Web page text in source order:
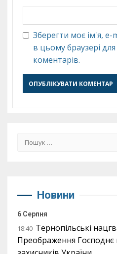
Зберегти моє ім'я, e-
в цьому браузері
коментарів.
Пошук:
Новини
6 Серпня
18:40 Тернопільські
Преображення Господнє